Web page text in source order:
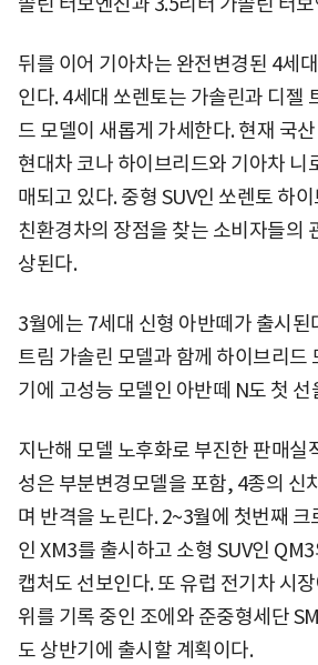
뒤를 이어 기아차는 완전변경된 4세
인다.4세대 쏘렌토는 가솔린과 디젤
드 모델이 새롭게 가세한다. 현재 국
현대차 코나 하이브리드와 기아차 니
매되고 있다. 중형 SUV인 쏘렌토 하
친환경차의 장점을 찾는 소비자들의
상된다.
3월에는 7세대 신형 아반떼가 출시된
트림 가솔린 모델과 함께 하이브리드
기에 고성능 모델인 아반떼 N도 첫
지난해 모델 노후화로 부진한 판매실
성은 부분변경모델을 포함, 4종의 신
며 반격을 노린다. 2~3월에 첫번째
인 XM3를 출시하고 소형 SUV인
캡처도 선보인다. 또 유럽 전기차 시
위를 기록 중인 조에와 준중형세단
도 상반기에 출시할 계획이다.